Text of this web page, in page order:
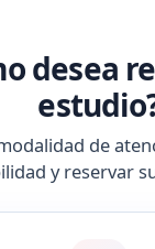
desea
de
y reservar